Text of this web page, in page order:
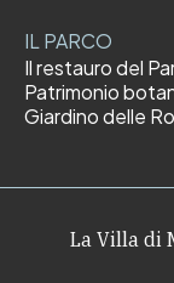
IL PARCO
Il restauro del
Patrimonio
Giardino delle
La Villa di